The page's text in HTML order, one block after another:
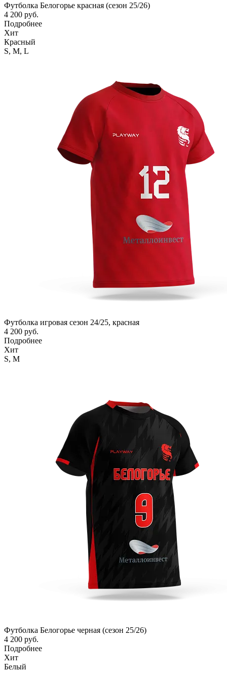
Футболка Белогорье красная (сезон 25/26)
4 200 руб.
Подробнее
Хит
Красный
S, M, L
Футболка игровая сезон 24/25, красная
4 200 руб.
Подробнее
Хит
S, M
Футболка Белогорье черная (сезон 25/26)
4 200 руб.
Подробнее
Хит
Белый